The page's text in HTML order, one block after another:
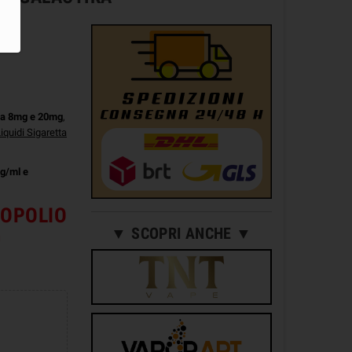
8mg e 20mg
Sigaretta
ml e
▼ SCOPRI ANCHE ▼